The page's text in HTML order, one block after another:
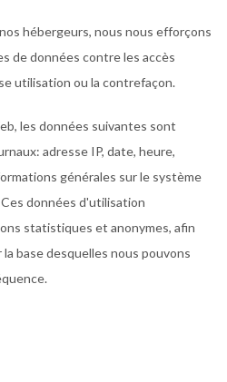
hébergeurs, nous nous efforçons
de données contre les accès
utilisation ou la contrefaçon.
les données suivantes sont
adresse IP, date, heure,
générales sur le système
données d'utilisation
statistiques et anonymes, afin
base desquelles nous pouvons